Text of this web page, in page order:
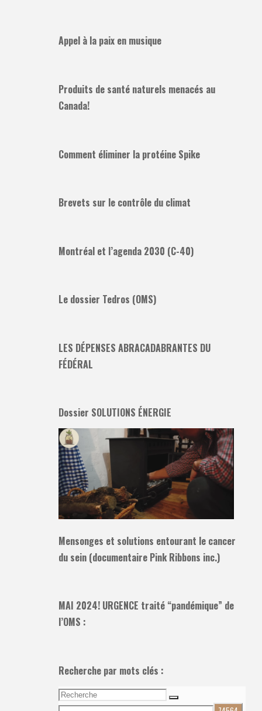
Appel à la paix en musique
Produits de santé naturels menacés au
Canada!
Comment éliminer la protéine Spike
Brevets sur le contrôle du climat
Montréal et l’agenda 2030 (C-40)
Le dossier Tedros (OMS)
LES DÉPENSES ABRACADABRANTES DU
FÉDÉRAL
Dossier SOLUTIONS ÉNERGIE
Mensonges et solutions entourant le cancer
du sein (documentaire Pink Ribbons inc.)
MAI 2024! URGENCE traité “pandémique” de
l’OMS :
Recherche par mots clés :
Recherche
Recherche